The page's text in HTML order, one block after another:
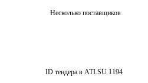
Несколько поставщиков
ID тендера в ATI.SU 1194